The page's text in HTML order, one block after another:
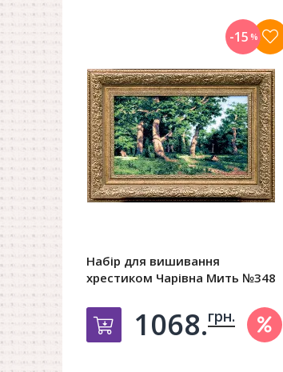
Набір для вишивання
хрестиком Чарівна Мить №348
Добавить в корзину
1068.грн.
-15 %